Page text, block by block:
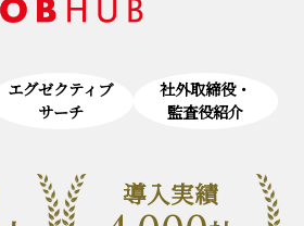
エグゼクティブ
サーチ
社外取締役・
監査役紹介
導入実績